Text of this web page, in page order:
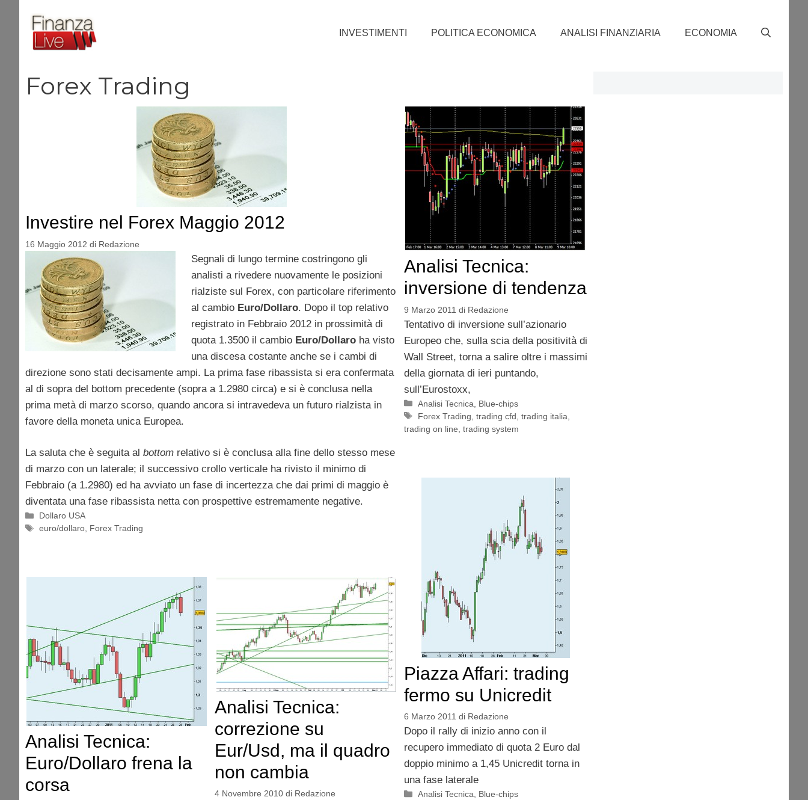
contenuto
INVESTIMENTI POLITICA ECONOMICA ANALISI FINANZIARIA ECONOMIA
Forex Trading
Investire nel Forex Maggio 2012
16 Maggio 2012 di Redazione
Segnali di lungo termine costringono gli
analisti a rivedere nuovamente le posizioni
rialziste sul Forex, con particolare riferimento
al cambio Euro/Dollaro. Dopo il top relativo
registrato in Febbraio 2012 in prossimità di
quota 1.3500 il cambio Euro/Dollaroha visto
una discesa costante anche se i cambi di
direzione sono stati decisamente ampi. La prima fase ribassista si era confermata
al di sopra del bottom precedente (sopra a 1.2980 circa) e si è conclusa nella
prima metà di marzo scorso, quando ancora si intravedeva un futuro rialzista in
favore della moneta unica Europea.
La saluta che è seguita al bottom relativo si è conclusa alla fine dello stesso mese
di marzo con un laterale; il successivo crollo verticale ha rivisto il minimo di
Febbraio (a 1.2980) ed ha avviato un fase di incertezza che dai primi di maggio è
diventata una fase ribassista netta con prospettive estremamente negative.
Categorie
Dollaro USA
Tag
euro/dollaro Forex Trading
Analisi Tecnica:
inversione di tendenza
9 Marzo 2011 di Redazione
Tentativo di inversione sull’azionario
Europeo che, sulla scia della positività di
Wall Street, torna a salire oltre i massimi
della giornata di ieri puntando,
sull’Eurostoxx,
Categorie
Analisi Tecnica
Blue-chips
Tag
Forex Trading ,trading cfd ,trading italia
trading on line trading system
Piazza Affari: trading
fermo su Unicredit
6 Marzo 2011 di Redazione
Dopo il rally di inizio anno con il
recupero immediato di quota 2 Euro dal
doppio minimo a 1,45 Unicredit torna in
una fase laterale
Categorie
Analisi Tecnica
Blue-chips
Analisi Tecnica:
Euro/Dollaro frena la
corsa
Analisi Tecnica:
correzione su
Eur/Usd, ma il quadro
non cambia
4 Novembre 2010 di Redazione